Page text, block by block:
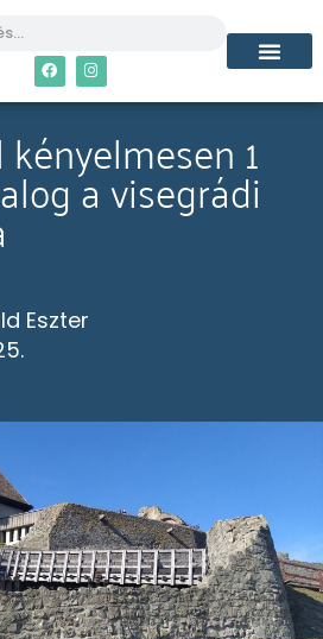
1
a visegrádi
Eszter